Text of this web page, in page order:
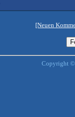
[Neuen
Copyright ©